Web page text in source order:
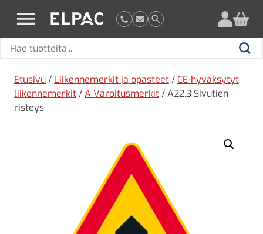
elpac.fi
Hae
Hae
Etusivu / Liikennemerkit ja opasteet / CE-hyväksytyt
liikennemerkit /A Varoitusmerkit / A22.3 Sivutien
risteys